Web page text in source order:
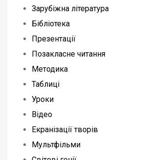
Зарубіжна література
Бібліотека
Презентації
Позакласне читання
Методика
Таблиці
Уроки
Відео
Екранізації творів
Мультфільми